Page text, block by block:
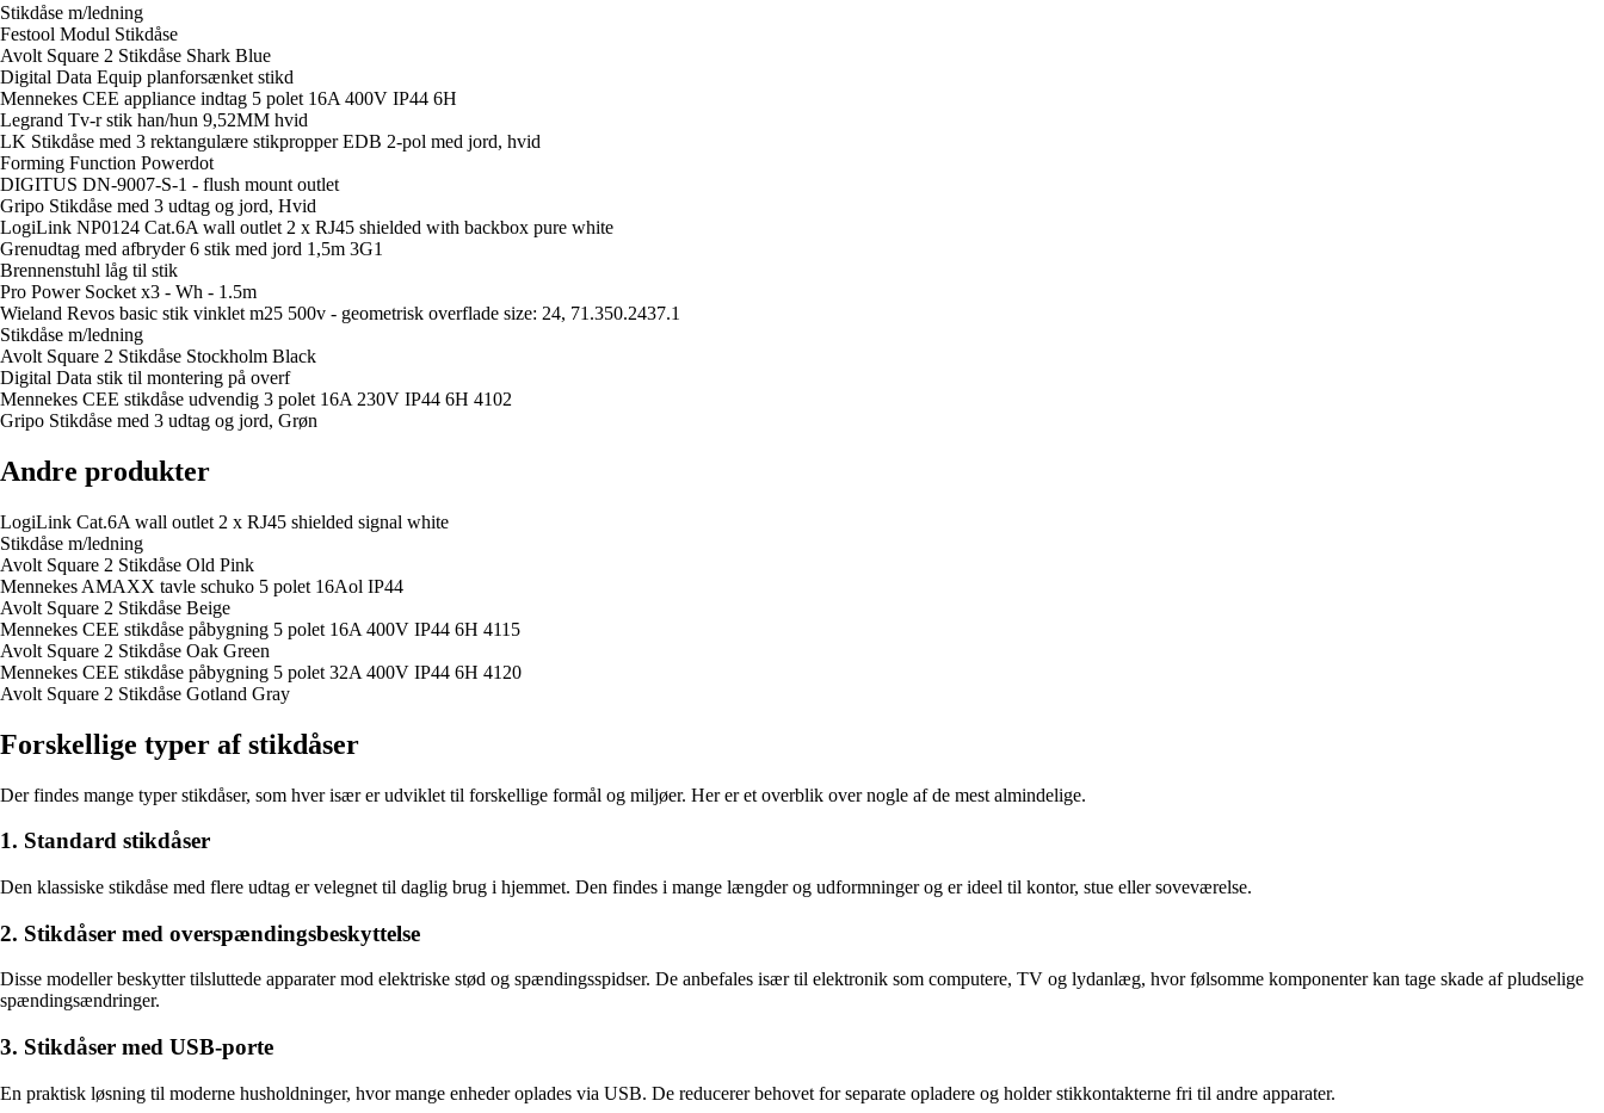
Stikdåse m/ledning
Festool Modul Stikdåse
Avolt Square 2 Stikdåse Shark Blue
Digital Data Equip planforsænket stikd
Mennekes CEE appliance indtag 5 polet 16A 400V IP44 6H
Legrand Tv-r stik han/hun 9,52MM hvid
LK Stikdåse med 3 rektangulære stikpropper EDB 2-pol med jord, hvid
Forming Function Powerdot
DIGITUS DN-9007-S-1 - flush mount outlet
Gripo Stikdåse med 3 udtag og jord, Hvid
LogiLink NP0124 Cat.6A wall outlet 2 x RJ45 shielded with backbox pure white
Grenudtag med afbryder 6 stik med jord 1,5m 3G1
Brennenstuhl låg til stik
Pro Power Socket x3 - Wh - 1.5m
Wieland Revos basic stik vinklet m25 500v - geometrisk overflade size: 24, 71.350.2437.1
Stikdåse m/ledning
Avolt Square 2 Stikdåse Stockholm Black
Digital Data stik til montering på overf
Mennekes CEE stikdåse udvendig 3 polet 16A 230V IP44 6H 4102
Gripo Stikdåse med 3 udtag og jord, Grøn
Andre produkter
LogiLink Cat.6A wall outlet 2 x RJ45 shielded signal white
Stikdåse m/ledning
Avolt Square 2 Stikdåse Old Pink
Mennekes AMAXX tavle schuko 5 polet 16Aol IP44
Avolt Square 2 Stikdåse Beige
Mennekes CEE stikdåse påbygning 5 polet 16A 400V IP44 6H 4115
Avolt Square 2 Stikdåse Oak Green
Mennekes CEE stikdåse påbygning 5 polet 32A 400V IP44 6H 4120
Avolt Square 2 Stikdåse Gotland Gray
Forskellige typer af stikdåser
Der findes mange typer stikdåser, som hver især er udviklet til forskellige formål og miljøer. Her er et overblik over nogle af de mest almindelige.
1. Standard stikdåser
Den klassiske stikdåse med flere udtag er velegnet til daglig brug i hjemmet. Den findes i mange længder og udformninger og er ideel til kontor, stue eller soveværelse.
2. Stikdåser med overspændingsbeskyttelse
Disse modeller beskytter tilsluttede apparater mod elektriske stød og spændingsspidser. De anbefales især til elektronik som computere, TV og lydanlæg, hvor følsomme komponenter kan tage skade af pludselige
spændingsændringer.
3. Stikdåser med USB-porte
En praktisk løsning til moderne husholdninger, hvor mange enheder oplades via USB. De reducerer behovet for separate opladere og holder stikkontakterne fri til andre apparater.